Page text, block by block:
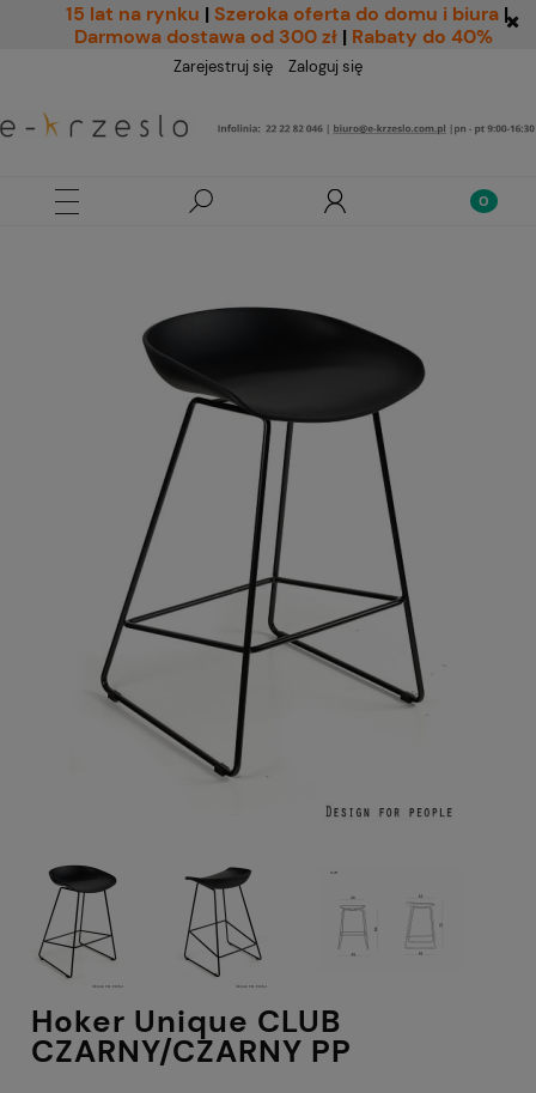
15 lat na rynku | Szeroka oferta do domu i biura |
Darmowa dostawa od 300 zł | Rabaty do 40%
Zarejestruj się Zaloguj się
Hoker Unique CLUB
CZARNY/CZARNY PP